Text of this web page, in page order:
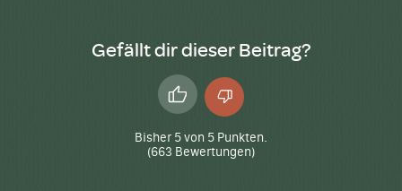
Gefällt dir dieser Beitrag?
Daumen
hoch
Daumen
runter
Bisher 5von 5 Punkten.
(663 Bewertungen)